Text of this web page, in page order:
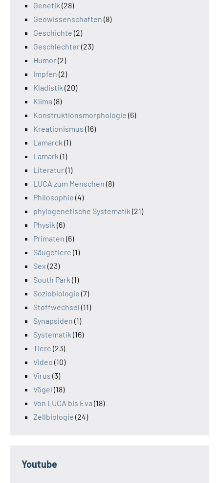
Genetik (28)
Geowissenschaften (8)
Geschichte (2)
Geschlechter(23)
Humor(2)
Impfen (2)
Kladistik (20)
Klima (8)
Konstruktionsmorphologie (6)
Kreationismus (16)
Lamarck (1)
Lamark (1)
Literatur(1)
LUCA zum Menschen (8)
Philosophie (4)
phylogenetische Systematik (21)
Physik (6)
Primaten (6)
Säugetiere (1)
Sex (23)
South Park (1)
Soziobiologie (7)
Stoffwechsel (11)
Synapsiden (1)
Systematik (16)
Tiere (23)
Video (10)
Virus (3)
Vögel (18)
Von LUCA bis Eva (18)
Zellbiologie (24)
Youtube